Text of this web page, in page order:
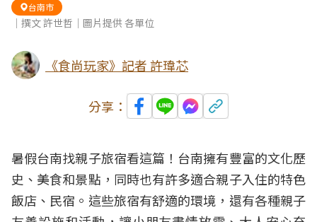
台南市
｜撰文 許世哲｜圖片提供 各單位
《食尚玩家》記者 許瑋芯
分享：
暑假台南找親子旅宿看這篇！台南擁有豐富的文化歷
史、美食和景點，同時也有許多適合親子入住的特色
飯店、民宿。這些旅宿有舒適的環境，還有各種親子